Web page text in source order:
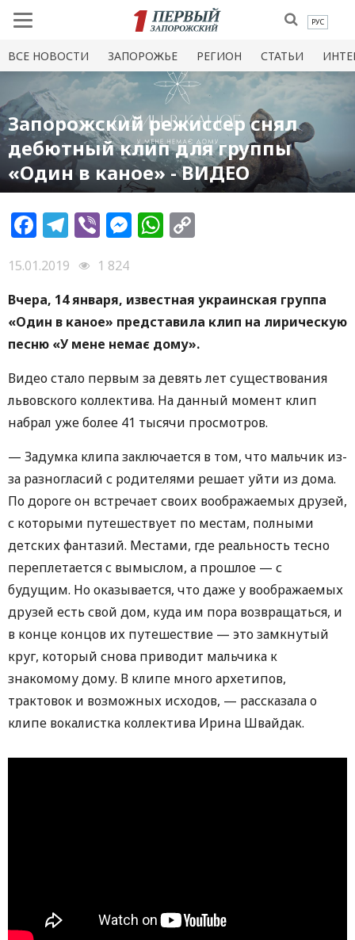
РУС
ВСЕ НОВОСТИ ЗАПОРОЖЬЕ РЕГИОН СТАТЬИ
Запорожский режиссер снял
дебютный клип для группы
«Один в каное» - ВИДЕО
Facebook
Telegram
ViberMessenger
WhatsApp
15.01.2019
1 824
Вчера, 14 января, известная украинская группа
«Один в каное» представила клип на лирическую
песню «У мене немає дому».
Видео стало первым за девять лет существования
львовского коллектива. На данный момент клип
набрал уже более 41 тысячи просмотров.
— Задумка клипа заключается в том, что мальчик из-
за разногласий с родителями решает уйти из дома.
По дороге он встречает своих воображаемых друзей,
с которыми путешествует по местам, полными
детских фантазий. Местами, где реальность тесно
переплетается с вымыслом, а прошлое — с
будущим. Но оказывается, что даже у воображаемых
друзей есть свой дом, куда им пора возвращаться, и
в конце концов их путешествие — это замкнутый
круг, который снова приводит мальчика к
знакомому дому. В клипе много архетипов,
трактовок и возможных исходов, — рассказала о
клипе вокалистка коллектива Ирина Швайдак.